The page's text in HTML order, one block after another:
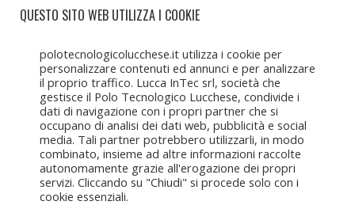
Ottieni le indicazioni stradali dalla tua posizione
QUESTO SITO WEB UTILIZZA I COOKIE
polotecnologicolucchese.it utilizza i cookie per
personalizzare contenuti ed annunci e per analizzare
il proprio traffico. Lucca InTec srl, società che
gestisce il Polo Tecnologico Lucchese, condivide i
dati di navigazione con i propri partner che si
occupano di analisi dei dati web, pubblicità e social
media. Tali partner potrebbero utilizzarli, in modo
combinato, insieme ad altre informazioni raccolte
autonomamente grazie all'erogazione dei propri
servizi. Cliccando su "Chiudi" si procede solo con i
cookie essenziali.